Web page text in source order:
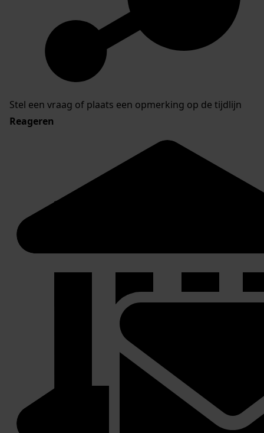
Stel een vraag of plaats een opmerking op de tijdlijn
Reageren